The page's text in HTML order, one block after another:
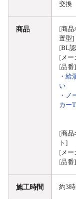
交換
商品
[商
置型]
[BL
[メ
[品
・給
い
・ノ
カー
[商
ト]
[メ
[品
施工時間 約3時